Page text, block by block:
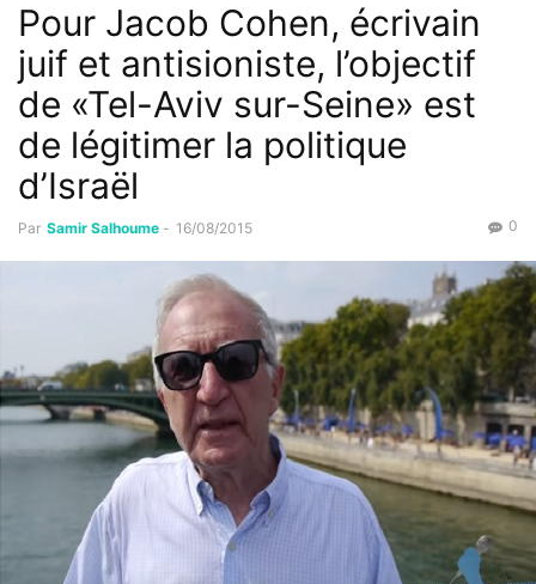
Pour Jacob Cohen, écrivain
juif et antisioniste, l’objectif
de «Tel-Aviv sur-Seine» est
de légitimer la politique
d’Israël
Par Samir Salhoume - 16/08/2015 0